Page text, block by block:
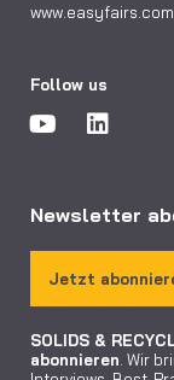
www.easyfairs.com
Follow us
Newsletter
Jetzt
SOLIDS &
abonnieren . Wir